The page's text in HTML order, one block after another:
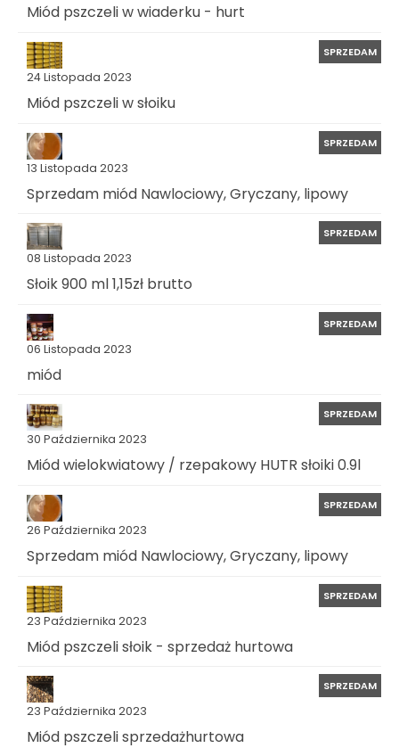
Miód pszczeli w wiaderku - hurt
24 Listopada 2023
SPRZEDAM
Miód pszczeli w słoiku
13 Listopada 2023
SPRZEDAM
Sprzedam miód Nawlociowy, Gryczany, lipowy
08 Listopada 2023
SPRZEDAM
Słoik 900 ml 1,15zł brutto
06 Listopada 2023
SPRZEDAM
miód
30 Października 2023
SPRZEDAM
Miód wielokwiatowy / rzepakowy HUTR słoiki 0.9l
26 Października 2023
SPRZEDAM
Sprzedam miód Nawlociowy, Gryczany, lipowy
23 Października 2023
SPRZEDAM
Miód pszczeli słoik - sprzedaż hurtowa
23 Października 2023
SPRZEDAM
Miód pszczeli sprzedażhurtowa